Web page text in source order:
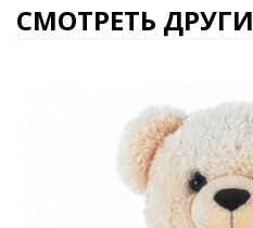
СМОТРЕТЬ